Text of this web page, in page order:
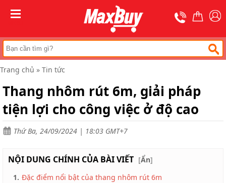
Trang
chủ
Thang
rút
Thang
nghiệp
Thang
ghế
bản
to
nhôm
gấp
năng
Trang chủ » Tin tức
Thang nhôm rút 6m, giải pháp
tiện lợi cho công việc ở độ cao
Thứ Ba, 24/09/2024 | 18:03 GMT+7
NỘI DUNG CHÍNH CỦA BÀI VIẾT [Ẩn]
1. Đặc điểm nổi bật của thang nhôm rút 6m